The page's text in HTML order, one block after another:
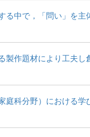
る中で，「問い」を
製作題材により工夫
庭科分野）における学